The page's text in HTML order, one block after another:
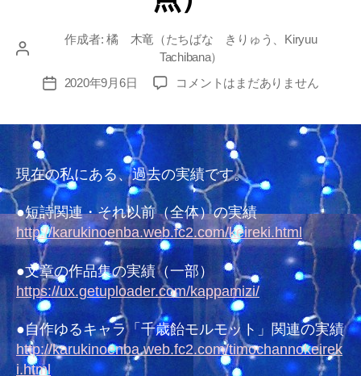
投
作成者:橘 木竜（たちばな きりゅう、Kiryuu
Tachibana）
投
2020年9月6日
過
（2020/9/6
点）
へ
の
コメントはまだありません
現在の私にある、過去の実績です。
●短詩関連・それ以前（全体）の実績
http://karukinoenba.web.fc2.com/keireki.html
●文章の作品集の実績（一部）
https://ux.getuploader.com/kappamizi/
●自作ゆるキャラ「千歳飴モルモット」関連の実績
http://karukinoenba.web.fc2.com/timochannokeirek
i.html